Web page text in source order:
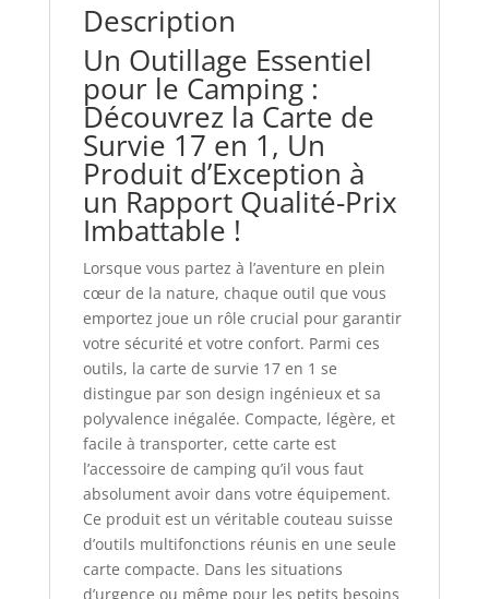
Description
Un Outillage Essentiel
pour le Camping :
Découvrez la Carte de
Survie 17 en 1, Un
Produit d’Exception à
un Rapport Qualité-Prix
Imbattable !
Lorsque vous partez à l’aventure en plein
cœur de la nature, chaque outil que vous
emportez joue un rôle crucial pour garantir
votre sécurité et votre confort. Parmi ces
outils, la carte de survie 17 en 1 se
distingue par son design ingénieux et sa
polyvalence inégalée. Compacte, légère, et
facile à transporter, cette carte est
l’accessoire de camping qu’il vous faut
absolument avoir dans votre équipement.
Ce produit est un véritable couteau suisse
d’outils multifonctions réunis en une seule
carte compacte. Dans les situations
d’urgence ou même pour les petits besoins